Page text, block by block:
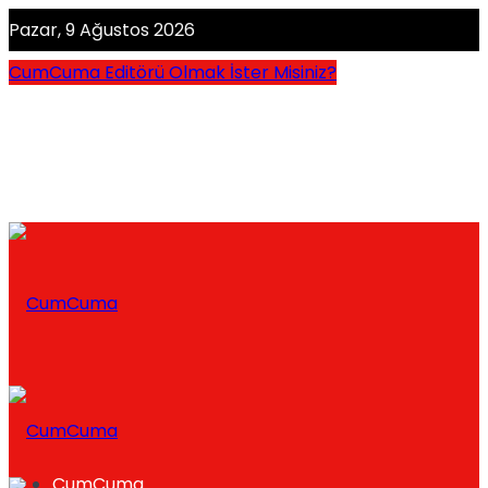
Pazar, 9 Ağustos 2026
CumCuma Editörü Olmak İster Misiniz?